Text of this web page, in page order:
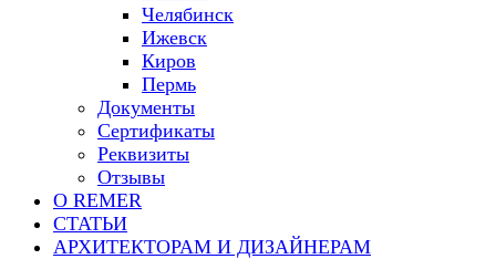
Челябинск
Ижевск
Киров
Пермь
Документы
Сертификаты
Реквизиты
Отзывы
О REMER
СТАТЬИ
АРХИТЕКТОРАМ И ДИЗАЙНЕРАМ